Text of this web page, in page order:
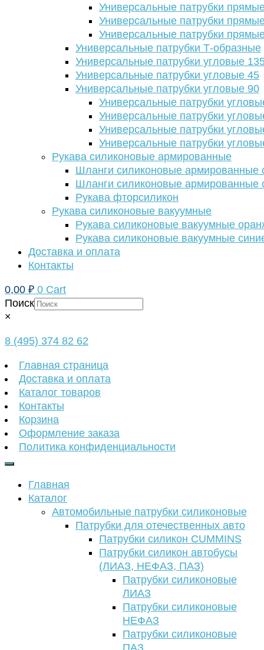
Универсальные патрубки
Универсальные патрубки
Универсальные патрубки
Универсальные патрубки Т-образные
Универсальные патрубки угловые
Универсальные патрубки угловые 45
Универсальные патрубки угловые 90
Универсальные патрубки
Универсальные патрубки
Универсальные патрубки
Универсальные патрубки
Рукава силиконовые армированные
Шланги силиконовые армированные
Шланги силиконовые армированные
Рукава фторсиликон
Рукава силиконовые вакуумные
Рукава силиконовые вакуумные
Рукава силиконовые вакуумные
Доставка и оплата
Контакты
0,00 ₽ 0 Cart
Поиск
×
8 (495) 374 82 62
Главная страница
Доставка и оплата
Каталог товаров
Контакты
Корзина
Оформление заказа
Политика конфиденциальности
Главная
Каталог
Автомобильные патрубки силиконовые
Патрубки для отечественных авто
Патрубки силикон CUMMINS
Патрубки силикон автобусы
(ЛИАЗ, НЕФАЗ, ПАЗ)
Патрубки силиконовые
ЛИАЗ
Патрубки силиконовые
НЕФАЗ
Патрубки силиконовые
ПАЗ